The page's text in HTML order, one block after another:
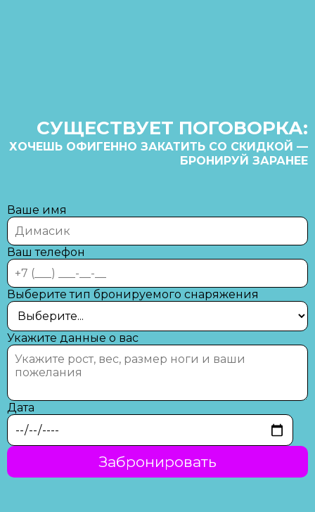
СУЩЕСТВУЕТ ПОГОВОРКА:
ХОЧЕШЬ ОФИГЕННО ЗАКАТИТЬ СО СКИДКОЙ —
БРОНИРУЙ ЗАРАНЕЕ
Ваше имя
Ваш телефон
Выберите тип бронируемого снаряжения
Укажите данные о вас
Дата
Забронировать